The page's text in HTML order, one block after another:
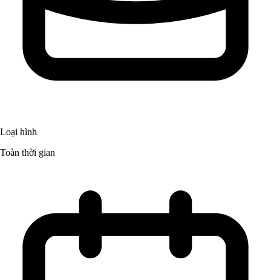
Loại hình
Toàn thời gian